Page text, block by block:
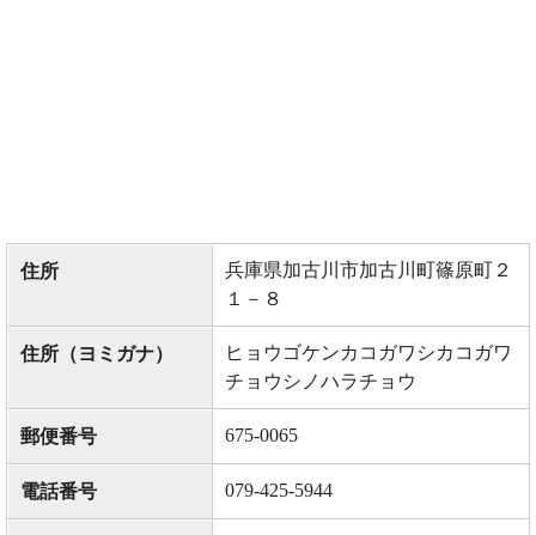
住所
兵庫県加古川市加古川町篠原町２
１－８
住所（ヨミガナ）
ヒョウゴケンカコガワシカコガワ
チョウシノハラチョウ
郵便番号 675-0065
電話番号 079-425-5944